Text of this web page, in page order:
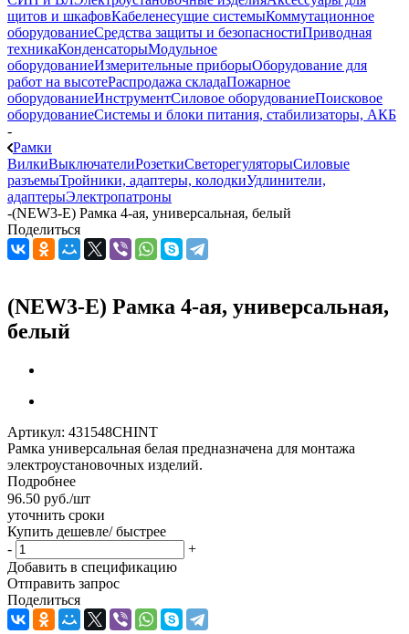
щитов и шкафовКабеленесущие системыКоммутационное
оборудованиеСредства защиты и безопасностиПриводная
техникаКонденсаторыМодульное
оборудованиеИзмерительные приборыОборудование для
работ на высотеРаспродажа складаПожарное
оборудованиеИнструментСиловое оборудованиеПоисковое
оборудованиеСистемы и блоки питания, стабилизаторы, АКБ
-
Рамки
ВилкиВыключателиРозеткиСветорегуляторыСиловые
разъемыТройники, адаптеры, колодкиУдлинители,
адаптерыЭлектропатроны
-(NEW3-E) Рамка 4-ая, универсальная, белый
Поделиться
(NEW3-E) Рамка 4-ая, универсальная,
белый
Артикул: 431548CHINT
Рамка универсальная белая предназначена для монтажа
электроустановочных изделий.
Подробнее
96.50 руб./шт
уточнить сроки
Купить дешевле/ быстрее
-
+
Добавить в спецификацию
Отправить запрос
Поделиться